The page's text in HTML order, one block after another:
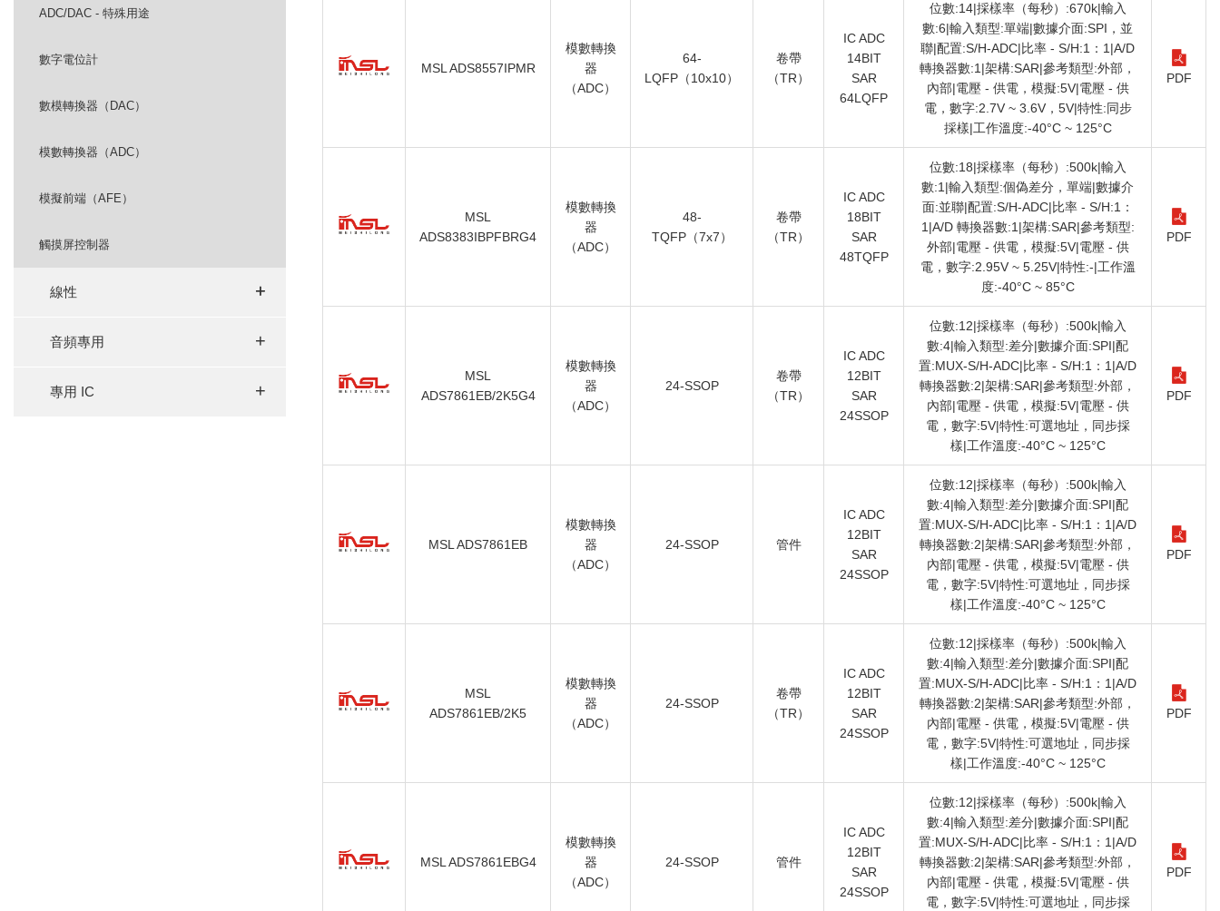
ADC/DAC - 特殊用途
數字電位計
數模轉換器（DAC）
模數轉換器（ADC）
模擬前端（AFE）
觸摸屏控制器
線性 +
+
音頻專用 +
專用 IC +
MSL ADS8557IPMR
模數轉換
器
（ADC）
64-
LQFP（10x10）
卷帶
（TR）
IC ADC
14BIT
SAR
64LQFP
位數:14|採樣率（每秒）:670k|輸入
數:6|輸入類型:單端|數據介面:SPI，並
聯|配置:S/H-ADC|比率 - S/H:1：1|A/D
轉換器數:1|架構:SAR|參考類型:外部，
內部|電壓 - 供電，模擬:5V|電壓 - 供
電，數字:2.7V ~ 3.6V，5V|特性:同步
採樣|工作溫度:-40°C ~ 125°C
PDF
MSL
ADS8383IBPFBRG4
模數轉換
器
（ADC）
48-
TQFP（7x7）
卷帶
（TR）
IC ADC
18BIT
SAR
48TQFP
位數:18|採樣率（每秒）:500k|輸入
數:1|輸入類型:個偽差分，單端|數據介
面:並聯|配置:S/H-ADC|比率 - S/H:1：
1|A/D 轉換器數:1|架構:SAR|參考類型:
外部|電壓 - 供電，模擬:5V|電壓 - 供
電，數字:2.95V ~ 5.25V|特性:-|工作溫
度:-40°C ~ 85°C
PDF
MSL
ADS7861EB/2K5G4
模數轉換
器
（ADC）
24-SSOP
卷帶
（TR）
IC ADC
12BIT
SAR
24SSOP
位數:12|採樣率（每秒）:500k|輸入
數:4|輸入類型:差分|數據介面:SPI|配
置:MUX-S/H-ADC|比率 - S/H:1：1|A/D
轉換器數:2|架構:SAR|參考類型:外部，
內部|電壓 - 供電，模擬:5V|電壓 - 供
電，數字:5V|特性:可選地址，同步採
樣|工作溫度:-40°C ~ 125°C
PDF
MSL ADS7861EB
模數轉換
器
（ADC）
24-SSOP 管件
IC ADC
12BIT
SAR
24SSOP
位數:12|採樣率（每秒）:500k|輸入
數:4|輸入類型:差分|數據介面:SPI|配
置:MUX-S/H-ADC|比率 - S/H:1：1|A/D
轉換器數:2|架構:SAR|參考類型:外部，
內部|電壓 - 供電，模擬:5V|電壓 - 供
電，數字:5V|特性:可選地址，同步採
樣|工作溫度:-40°C ~ 125°C
PDF
MSL
ADS7861EB/2K5
模數轉換
器
（ADC）
24-SSOP
卷帶
（TR）
IC ADC
12BIT
SAR
24SSOP
位數:12|採樣率（每秒）:500k|輸入
數:4|輸入類型:差分|數據介面:SPI|配
置:MUX-S/H-ADC|比率 - S/H:1：1|A/D
轉換器數:2|架構:SAR|參考類型:外部，
內部|電壓 - 供電，模擬:5V|電壓 - 供
電，數字:5V|特性:可選地址，同步採
樣|工作溫度:-40°C ~ 125°C
PDF
MSL ADS7861EBG4
模數轉換
器
（ADC）
24-SSOP 管件
IC ADC
12BIT
SAR
24SSOP
位數:12|採樣率（每秒）:500k|輸入
數:4|輸入類型:差分|數據介面:SPI|配
置:MUX-S/H-ADC|比率 - S/H:1：1|A/D
轉換器數:2|架構:SAR|參考類型:外部，
內部|電壓 - 供電，模擬:5V|電壓 - 供
電，數字:5V|特性:可選地址，同步採
PDF